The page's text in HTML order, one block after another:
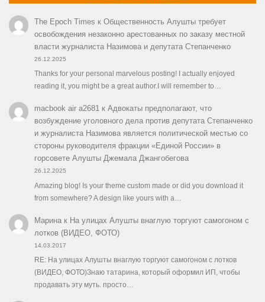
The Epoch Times к Общественность Алушты требует
освобождения незаконно арестованных по заказу местной
власти журналиста Назимова и депутата Степанченко
26.12.2025
Thanks for your personal marvelous posting! I actually enjoyed
reading it, you might be a great author.I will remember to…
macbook air a2681к Адвокаты предполагают, что
возбуждение уголовного дела против депутата Степанченко
и журналиста Назимова является политической местью со
стороны руководителя фракции «Единой России» в
горсовете Алушты Джемала Джангобегова
26.12.2025
Amazing blog! Is your theme custom made or did you download it
from somewhere? A design like yours with a…
Маринак На улицах Алушты внаглую торгуют самогоном с
лотков (ВИДЕО, ФОТО)
14.03.2017
RE: На улицах Алушты внаглую торгуют самогоном с лотков
(ВИДЕО, ФОТО)Знаю татарина, который оформил ИП, чтобы
продавать эту муть. просто…